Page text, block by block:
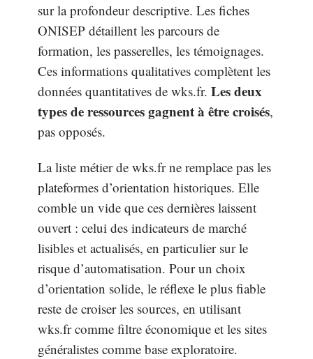
sur la profondeur descriptive. Les fiches
ONISEP détaillent les parcours de
formation, les passerelles, les témoignages.
Ces informations qualitatives complètent les
données quantitatives de wks.fr. Les deux
types de ressources gagnent à être croisés,
pas opposés.
La liste métier de wks.fr ne remplace pas les
plateformes d’orientation historiques. Elle
comble un vide que ces dernières laissent
ouvert : celui des indicateurs de marché
lisibles et actualisés, en particulier sur le
risque d’automatisation. Pour un choix
d’orientation solide, le réflexe le plus fiable
reste de croiser les sources, en utilisant
wks.fr comme filtre économique et les sites
généralistes comme base exploratoire.